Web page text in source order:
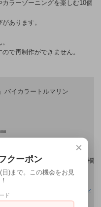
ラーゾーニングを楽しむ10個
あります。
で再制作ができません。
バイカラートルマリン
客様はご購入後、連絡・通信欄
→
【ナチュラルストーンリン
×
クーポン
)まで。この機会をお見
ド